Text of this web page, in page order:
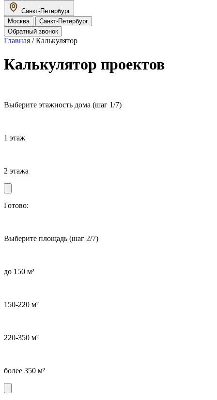
Санкт-Петербург
Москва
Санкт-Петербург
Обратный звонок
Главная / Калькулятор
Калькулятор проектов
Выберите этажность дома (шаг 1/7)
1 этаж
2 этажа
Готово:
Выберите площадь (шаг 2/7)
до 150 м²
150-220 м²
220-350 м²
более 350 м²